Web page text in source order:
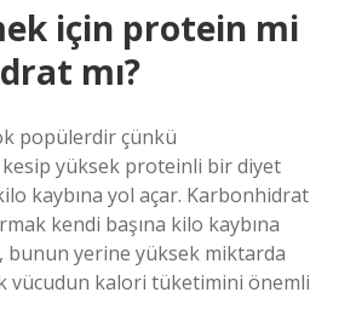
için protein mi
mı?
popülerdir çünkü
yüksek proteinli bir diyet
kaybına yol açar. Karbonhidrat
kendi başına kilo kaybına
bunun yerine yüksek miktarda
vücudun kalori tüketimini önemli